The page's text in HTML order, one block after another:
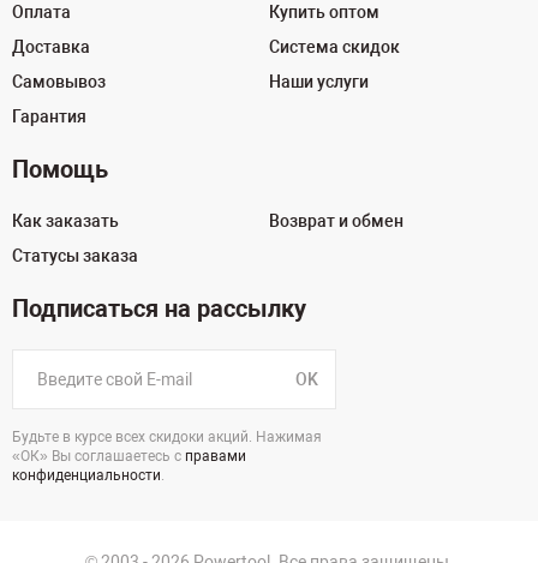
Оплата
Доставка
Самовывоз
Гарантия
Купить оптом
Система скидок
Наши услуги
Помощь
Как заказать
Статусы заказа
Возврат и обмен
Подписаться на рассылку
OK
Будьте в курсе всех скидоки акций. Нажимая
«ОК» Вы соглашаетесь с правами
конфиденциальности.